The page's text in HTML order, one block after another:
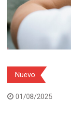
Nuevo
01/08/2025